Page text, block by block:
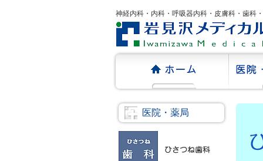
神経内科・内科・呼吸器内科・皮膚科・歯科
医院・薬局